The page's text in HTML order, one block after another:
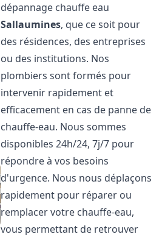
dépannage chauffe eau
Sallaumines, que ce soit pour
des résidences, des entreprises
ou des institutions. Nos
plombiers sont formés pour
intervenir rapidement et
efficacement en cas de panne de
chauffe-eau. Nous sommes
disponibles 24h/24, 7j/7 pour
répondre à vos besoins
d'urgence. Nous nous déplaçons
rapidement pour réparer ou
remplacer votre chauffe-eau,
vous permettant de retrouver